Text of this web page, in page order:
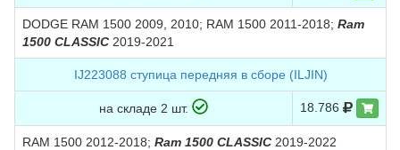
DODGE RAM 1500 2009, 2010; RAM 1500 2011-2018; Ram
1500 CLASSIC 2019-2021
IJ223088 ступица передняя в сборе (ILJIN)
на складе 2 шт. 18.786
RAM 1500 2012-2018; Ram 1500 CLASSIC 2019-2022